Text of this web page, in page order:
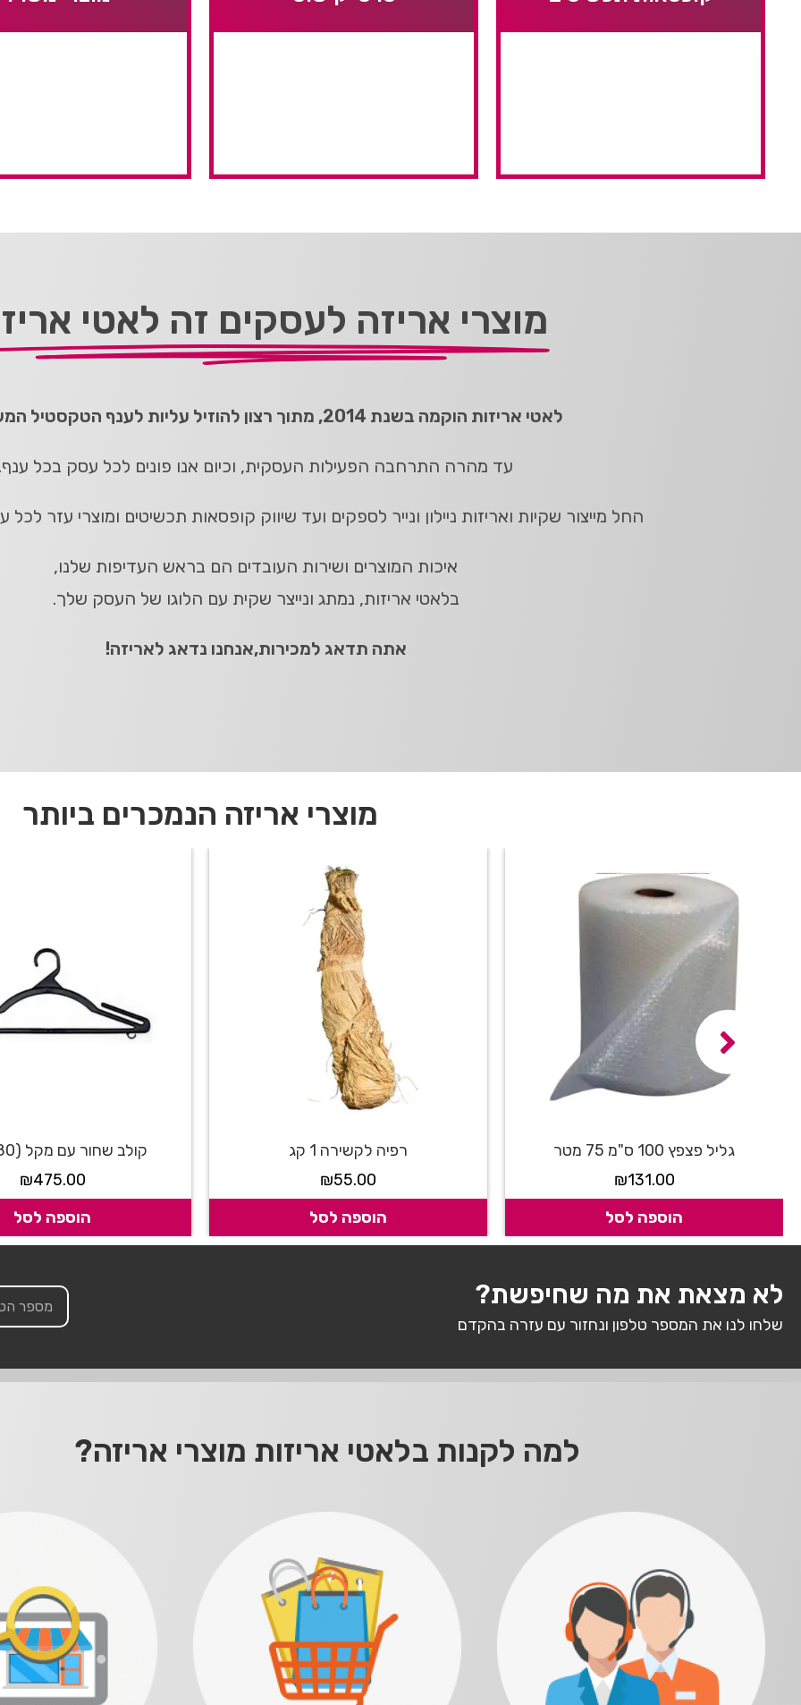
מוצרי אריזה לעסקים זה לאטי
לאטי אריזות הוקמה בשנת 2014, מתוך רצון להוזיל עליות לענף הטקסטיל המשפחתי.
עד מהרה התרחבה הפעילות העסקית, וכיום אנו פונים לכל עסק בכל
החל מייצור שקיות ואריזות ניילון ונייר לספקים ועד שיווק קופסאות תכשיטים ומוצרי עזר לכל
איכות המוצרים ושירות העובדים הם בראש העדיפות שלנו,
בלאטי אריזות, נמתג ונייצר שקית עם הלוגו של העסק שלך.
אתה תדאג למכירות,אנחנו נדאג לאריזה!
מוצרי אריזה הנמכרים ביותר
גליל פצפץ 100 ס"מ 75 מטר
₪131.00
הוספה לסל
רפיה לקשירה 1 קג
₪55.00
הוספה לסל
קולב שחור עם מקל (480 יח')
₪475.00
הוספה לסל
לא מצאת את מה שחיפשת?
שלחו לנו את המספר טלפון ונחזור עם עזרה בהקדם
למה לקנות בלאטי אריזות מוצרי אריזה?